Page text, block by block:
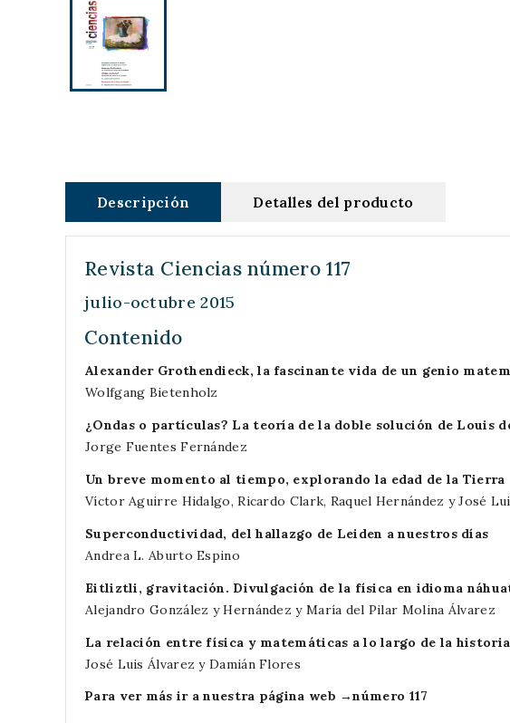
Descripción Detalles del producto
Revista Ciencias número 117
julio-octubre 2015
Contenido
Alexander Grothendieck, la fascinante vida de un genio
Wolfgang Bietenholz
¿Ondas o partículas? La teoría de la doble solución de Louis
Jorge Fuentes Fernández
Un breve momento al tiempo, explorando la edad de la Tierra
Víctor Aguirre Hidalgo, Ricardo Clark, Raquel Hernández y José
Superconductividad, del hallazgo de Leiden a nuestros días
Andrea L. Aburto Espino
Eitliztli, gravitación. Divulgación de la física en idioma
Alejandro González y Hernández y María del Pilar Molina Álvarez
La relación entre física y matemáticas a lo largo de la
José Luis Álvarez y Damián Flores
Para ver más ir a nuestra página web →número 117